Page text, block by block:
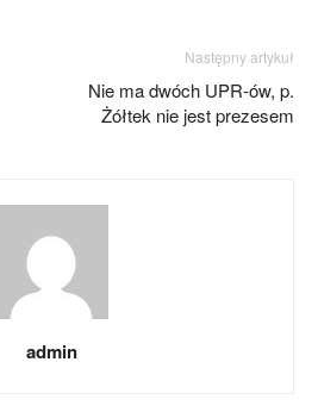
Następny artykuł
Nie ma dwóch UPR-ów, p.
Żółtek nie jest prezesem
admin